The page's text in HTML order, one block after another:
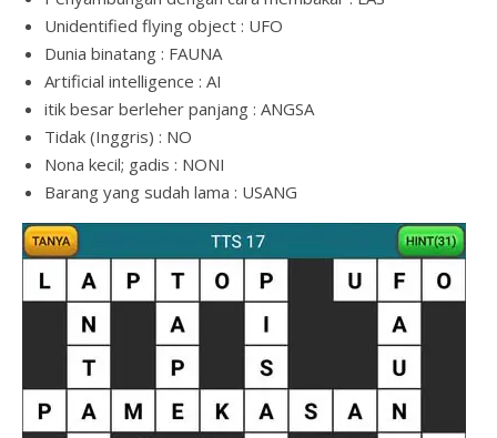
Unidentified flying object : UFO
Dunia binatang : FAUNA
Artificial intelligence : AI
itik besar berleher panjang : ANGSA
Tidak (Inggris) : NO
Nona kecil; gadis : NONI
Barang yang sudah lama : USANG